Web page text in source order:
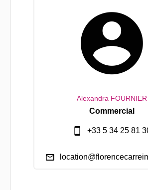
Alexandra FOURNIER
Commercial
+33 5 34 25 81